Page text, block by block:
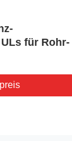
für Rohr-